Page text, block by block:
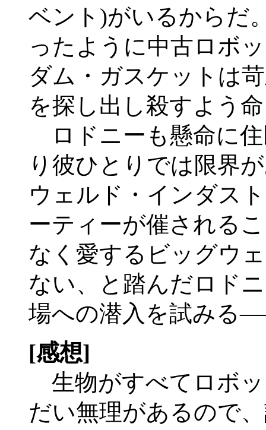
ベント)がいるからだ
ったように中古ロボ
ダム・ガスケットは
を探し出し殺すよう
ロドニーも懸命に
り彼ひとりでは限界
ウェルド・インダス
ーティーが催される
なく愛するビッグウ
ない、と踏んだロド
場への潜入を試みる
[感想]
生物がすべてロボ
だい無理があるので